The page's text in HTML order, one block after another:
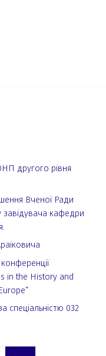
другого рівня
Вченої Ради
завідувача кафедри
in the History and
спеціальністю 032